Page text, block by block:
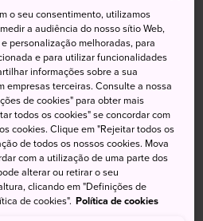
trânsito
MAPA
com mais de 15
da Neodani Usuzumi-Zakura, de
que sobreviveu a muitos
o seu consentimento, utilizamos
a audiência do nosso sítio Web,
personalização melhoradas, para
e para utilizar funcionalidades
informações sobre a sua
empresas terceiras. Consulte a nossa
de cookies" para obter mais
todos os cookies" se concordar com
cookies. Clique em "Rejeitar todos os
de todos os nossos cookies. Mova
com a utilização de uma parte dos
alterar ou retirar o seu
clicando em "Definições de
de cookies". Política de cookies